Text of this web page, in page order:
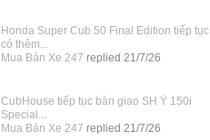
Honda Super Cub 50 Final Edition tiếp tục
có thêm...
Mua Bán Xe 247 replied 21/7/26
CubHouse tiếp tục bàn giao SH Ý 150i
Special...
Mua Bán Xe 247 replied 21/7/26